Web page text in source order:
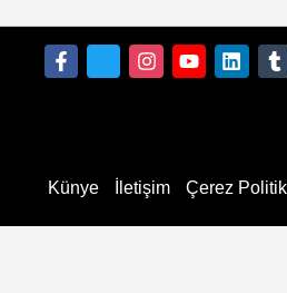
Künye İletişim Çerez